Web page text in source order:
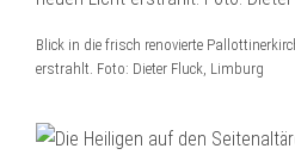
Blick in die frisch renovierte
erstrahlt. Foto: Dieter Fluck, Limburg